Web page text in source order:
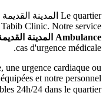
القديمةde مراكش
grâce à Tabib
القديمة rapide en
cas
un malaise, une
ambulances équipées
sont disponibles 24h/